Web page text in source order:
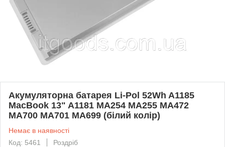
Акумуляторна батарея Li-Pol 52Wh A1185
MacBook 13" A1181 MA254 MA255 MA472
MA700 MA701 MA699 (білий колір)
Немає в наявності
Код: 5461
Роздріб